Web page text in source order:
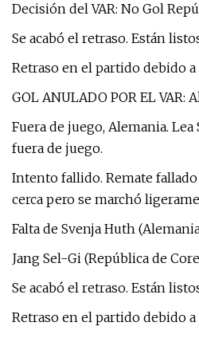
Decisión del VAR: No Gol
Se acabó el retraso. Están
Retraso en el partido debido
GOL ANULADO POR EL
Fuera de juego, Alemania.
fuera de juego.
Intento fallido. Remate
cerca pero se marchó
Falta de Svenja Huth
Jang Sel-Gi (República de
Se acabó el retraso. Están
Retraso en el partido debido